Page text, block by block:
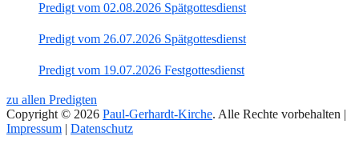
Predigt vom 02.08.2026 Spätgottesdienst
Predigt vom 26.07.2026 Spätgottesdienst
Predigt vom 19.07.2026 Festgottesdienst
zu allen Predigten
Copyright © 2026 Paul-Gerhardt-Kirche. Alle Rechte vorbehalten |
Impressum
Datenschutz